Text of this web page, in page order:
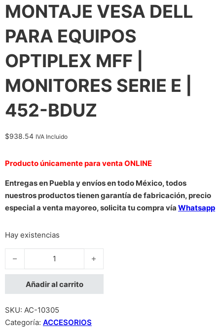
MONTAJE VESA DELL
PARA EQUIPOS
OPTIPLEX MFF |
MONITORES SERIE E |
452-BDUZ
$938.54 IVA Incluido
Producto únicamente para venta ONLINE
Entregas en Puebla y envíos en todo México, todos
nuestros productos tienen garantía de fabricación, precio
especial a venta mayoreo, solicita tu compra vía Whatsapp
Hay existencias
MONTAJE VESA DELL PARA EQUIPOS OPTIPLEX MFF |
Añadir al carrito
SKU: AC-10305
Categoría: ACCESORIOS